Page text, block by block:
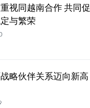
视同越南合作 共同促
与繁荣
略伙伴关系迈向新高